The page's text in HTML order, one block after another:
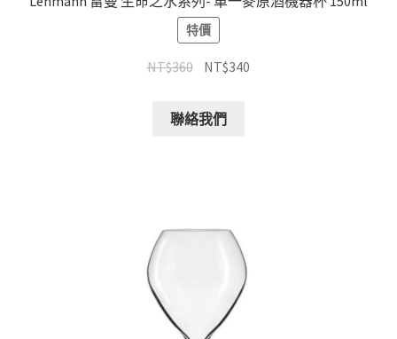
特價
NT$360 NT$340
聯絡我們